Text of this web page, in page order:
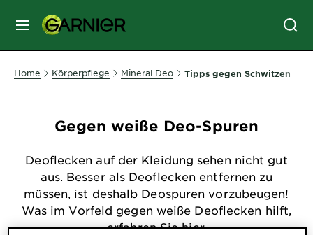
MENU
GESICHTSPFLEGE
HAARPFLEGE
HAARFARBE
SONNENSCHUTZ
Home Körperpflege Mineral Deo Tipps gegen Schwitzen
Gegen weiße Deo-Spuren
Deoflecken auf der Kleidung sehen nicht gut
aus. Besser als Deoflecken entfernen zu
müssen, ist deshalb Deospuren vorzubeugen!
Was im Vorfeld gegen weiße Deoflecken hilft,
erfahren Sie hier.